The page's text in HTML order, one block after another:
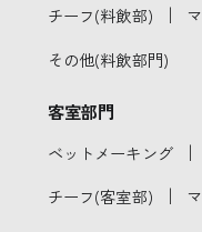
チーフ(料飲部) ｜
その他(料飲部門)
客室部門
ベットメーキング ｜
チーフ(客室部) ｜